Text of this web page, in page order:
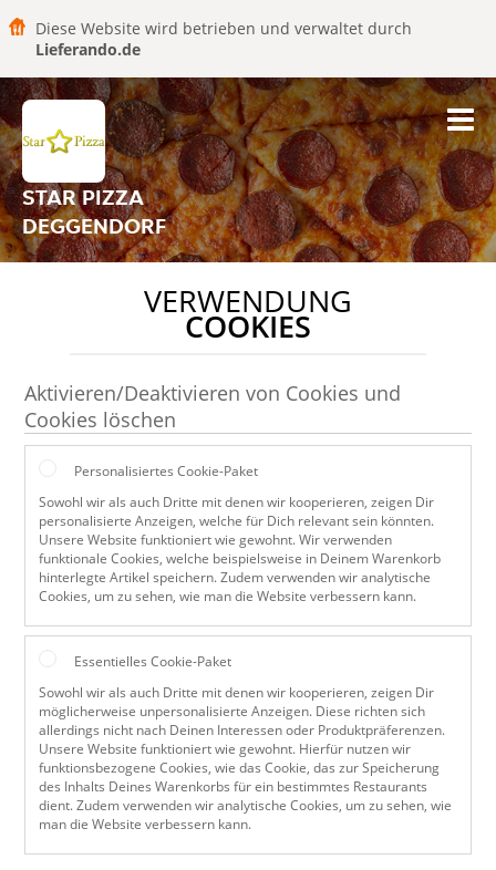
Diese Website wird betrieben und verwaltet durch
Lieferando.de
STAR PIZZA
DEGGENDORF
VERWENDUNG
COOKIES
Aktivieren/Deaktivieren von Cookies und
Cookies löschen
Personalisiertes Cookie-Paket
Sowohl wir als auch Dritte mit denen wir kooperieren, zeigen Dir
personalisierte Anzeigen, welche für Dich relevant sein könnten.
Unsere Website funktioniert wie gewohnt. Wir verwenden
funktionale Cookies, welche beispielsweise in Deinem Warenkorb
hinterlegte Artikel speichern. Zudem verwenden wir analytische
Cookies, um zu sehen, wie man die Website verbessern kann.
Essentielles Cookie-Paket
Sowohl wir als auch Dritte mit denen wir kooperieren, zeigen Dir
möglicherweise unpersonalisierte Anzeigen. Diese richten sich
allerdings nicht nach Deinen Interessen oder Produktpräferenzen.
Unsere Website funktioniert wie gewohnt. Hierfür nutzen wir
funktionsbezogene Cookies, wie das Cookie, das zur Speicherung
des Inhalts Deines Warenkorbs für ein bestimmtes Restaurants
dient. Zudem verwenden wir analytische Cookies, um zu sehen, wie
man die Website verbessern kann.